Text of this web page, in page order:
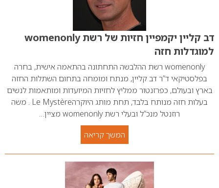
דב קליין יקמפיין חזיות של רשת womenonly
למוגדלות חזה
womenonly רשת ההלבשה התחתונה בהתאמה אישית, בחרה
בפלסטיקאי ד”ר דב קליין, מנתח ומומחה בתחום השתלות החזה
בארץ ובעולם, כפרזנטור ממליץ לחזיות המיועדות ומותאמות לנשים
בעלות חזה מנותח בלבד, תחת מותג היוקרהLe Mystère . משה
רוזנטל מנכ”ל ובעלי רשת womenonly מציין…
המשך קריאה